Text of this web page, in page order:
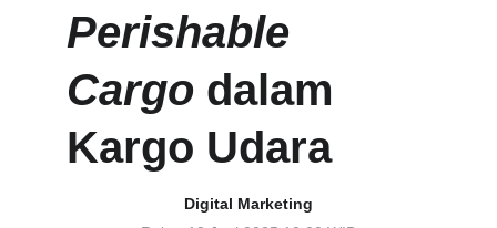
Perishable
Cargo dalam
Kargo Udara
Digital Marketing